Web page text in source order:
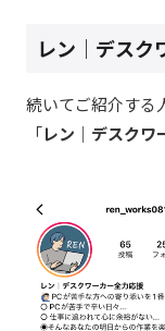
レン｜デスク
続いてご紹介する
「レン｜デスクワ